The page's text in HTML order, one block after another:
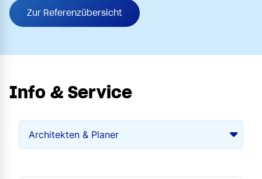
Zur Referenzübersicht
Info & Service